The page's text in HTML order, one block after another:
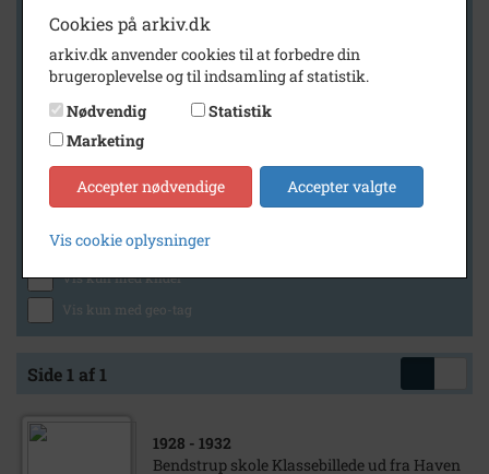
Geografi
Generelt
Vis kun med billeder
Vis kun med lydklip
Vis kun med kilder
Vis kun med geo-tag
Side 1 af 1
1928 - 1932
Bendstrup skole Klassebillede ud fra Haven
Cookies på arkiv.dk
arkiv.dk anvender cookies til at forbedre din
brugeroplevelse og til indsamling af statistik.
Nødvendig
Statistik
Marketing
Accepter nødvendige Accepter valgte
Vis cookie oplysninger